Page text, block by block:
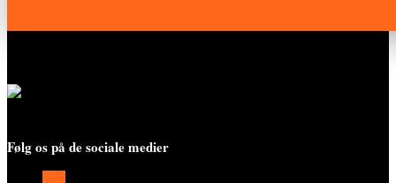
Følg os på de sociale medier